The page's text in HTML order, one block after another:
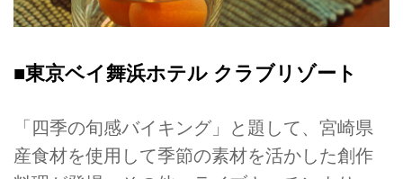
■東京ベイ舞浜ホテル クラブリゾート
「四季の旬感バイキング」と題して、宮崎県
産食材を使用して季節の素材を活かした創作